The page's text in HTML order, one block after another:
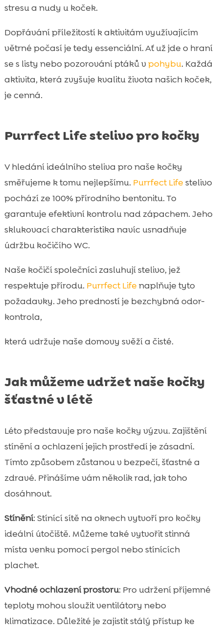
stresu a nudy u koček.
Dopřávání příležitostí k aktivitám využívajícím
větrné počasí je tedy essenciální. Ať už jde o hraní
se s listy nebo pozorování ptáků v pohybu. Každá
aktivita, která zvyšuje kvalitu života našich koček,
je cenná.
Purrfect Life stelivo pro kočky
V hledání ideálního steliva pro naše kočky
směřujeme k tomu nejlepšímu. Purrfect Life stelivo
pochází ze 100% přírodního bentonitu. To
garantuje efektivní kontrolu nad zápachem. Jeho
sklukovací charakteristika navíc usnadňuje
údržbu kočičího WC.
Naše kočičí společníci zasluhují stelivo, jež
respektuje přírodu. Purrfect Life naplňuje tyto
požadavky. Jeho predností je bezchybná odor-
kontrola,
která udržuje naše domovy svěží a čisté.
Jak můžeme udržet naše kočky
šťastné v létě
Léto představuje pro naše kočky výzvu. Zajištění
stínění a ochlazení jejich prostředí je zásadní.
Tímto způsobem zůstanou v bezpečí, šťastné a
zdravé. Přinášíme vám několik rad, jak toho
dosáhnout.
Stínění: Stínící sítě na oknech vytvoří pro kočky
ideální útočiště. Můžeme také vytvořit stinná
místa venku pomocí pergol nebo stínících
plachet.
Vhodné ochlazení prostoru: Pro udržení příjemné
teploty mohou sloužit ventilátory nebo
klimatizace. Důležité je zajistit stálý přístup ke